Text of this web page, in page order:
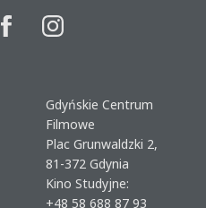
Gdyńskie Centrum
Filmowe
Plac Grunwaldzki 2,
81-372 Gdynia
Kino Studyjne:
+48 58 688 87 93